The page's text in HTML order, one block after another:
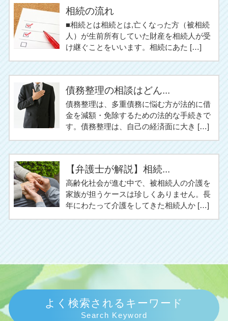
相続の流れ
■相続とは相続とは,亡くなった方（被相続
人）が生前所有していた財産を相続人が受
け継ぐことをいいます。相続にあた […]
債務整理の相談はどん...
債務整理は、多重債務に悩む方が法的に借
金を減額・免除するための法的な手続きで
す。債務整理は、自己の経済面に大き […]
【弁護士が解説】相続...
高齢化社会が進む中で、被相続人の介護を
家族が担うケースは珍しくありません。長
年にわたって介護をしてきた相続人か […]
よく検索されるキーワード
Search Keyword